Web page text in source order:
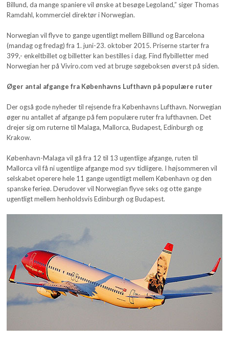
Billund, da mange spaniere vil ønske at besøge Legoland,” siger Thomas
Ramdahl, kommerciel direktør i Norwegian.
Norwegian vil flyve to gange ugentligt mellem Billlund og Barcelona
(mandag og fredag) fra 1. juni-23. oktober 2015. Priserne starter fra
399,- enkeltbillet og billetter kan bestilles i dag. Find flybilletter med
Norwegian her på Viviro.com ved at bruge søgeboksen øverst på siden.
Øger antal afgange fra Københavns Lufthavn på populære ruter
Der også gode nyheder til rejsende fra Københavns Lufthavn. Norwegian
øger nu antallet af afgange på fem populære ruter fra lufthavnen. Det
drejer sig om ruterne til Malaga, Mallorca, Budapest, Edinburgh og
Krakow.
København-Malaga vil gå fra 12 til 13 ugentlige afgange, ruten til
Mallorca vil få ni ugentlige afgange mod syv tidligere. I højsommeren vil
selskabet operere hele 11 gange ugentligt mellem København og den
spanske ferieø. Derudover vil Norwegian flyve seks og otte gange
ugentligt mellem henholdsvis Edinburgh og Budapest.